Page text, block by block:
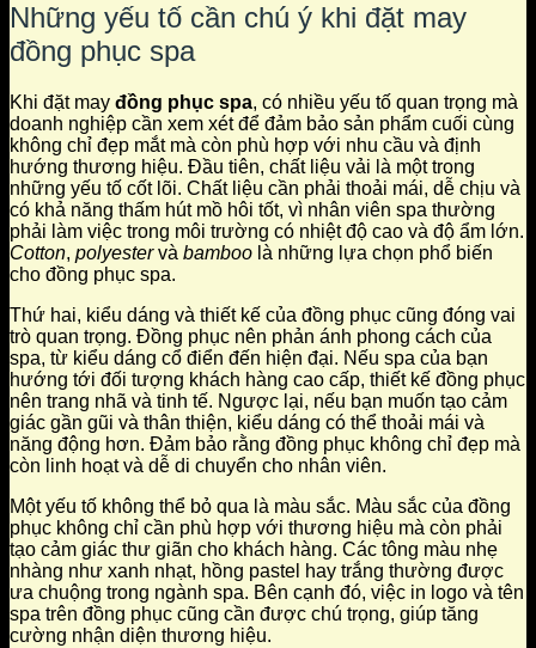
Những yếu tố cần chú ý khi đặt may
đồng phục spa
Khi đặt may đồng phục spa, có nhiều yếu tố quan trọng mà
doanh nghiệp cần xem xét để đảm bảo sản phẩm cuối cùng
không chỉ đẹp mắt mà còn phù hợp với nhu cầu và định
hướng thương hiệu. Đầu tiên, chất liệu vải là một trong
những yếu tố cốt lõi. Chất liệu cần phải thoải mái, dễ chịu và
có khả năng thấm hút mồ hôi tốt, vì nhân viên spa thường
phải làm việc trong môi trường có nhiệt độ cao và độ ẩm lớn.
Cotton, polyestervà bamboo là những lựa chọn phổ biến
cho đồng phục spa.
Thứ hai, kiểu dáng và thiết kế của đồng phục cũng đóng vai
trò quan trọng. Đồng phục nên phản ánh phong cách của
spa, từ kiểu dáng cổ điển đến hiện đại. Nếu spa của bạn
hướng tới đối tượng khách hàng cao cấp, thiết kế đồng phục
nên trang nhã và tinh tế. Ngược lại, nếu bạn muốn tạo cảm
giác gần gũi và thân thiện, kiểu dáng có thể thoải mái và
năng động hơn. Đảm bảo rằng đồng phục không chỉ đẹp mà
còn linh hoạt và dễ di chuyển cho nhân viên.
Một yếu tố không thể bỏ qua là màu sắc. Màu sắc của đồng
phục không chỉ cần phù hợp với thương hiệu mà còn phải
tạo cảm giác thư giãn cho khách hàng. Các tông màu nhẹ
nhàng như xanh nhạt, hồng pastel hay trắng thường được
ưa chuộng trong ngành spa. Bên cạnh đó, việc in logo và tên
spa trên đồng phục cũng cần được chú trọng, giúp tăng
cường nhận diện thương hiệu.